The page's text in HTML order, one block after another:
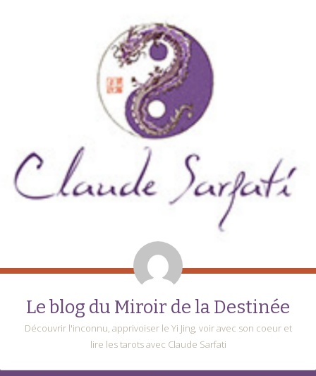
Le blog du Miroir de la Destinée
Découvrir l'inconnu, apprivoiser le Yi Jing, voir avec son coeur et
lire les tarots avec Claude Sarfati